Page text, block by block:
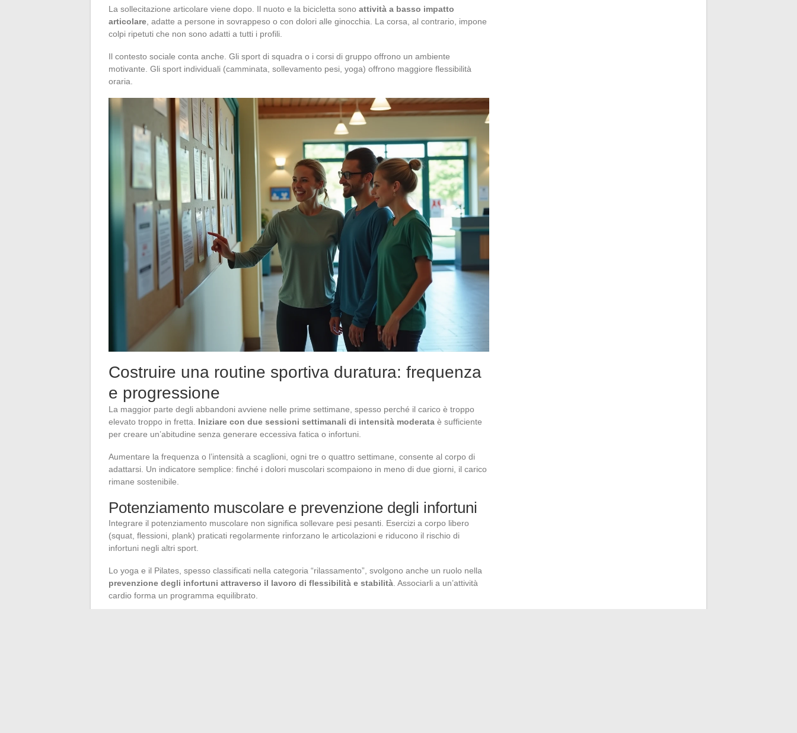
La sollecitazione articolare viene dopo. Il nuoto e la bicicletta sono attività a basso impatto
articolare , adatte a persone in sovrappeso o con dolori alle ginocchia. La corsa, al contrario, impone
colpi ripetuti che non sono adatti a tutti i profili.
Il contesto sociale conta anche. Gli sport di squadra o i corsi di gruppo offrono un ambiente
motivante. Gli sport individuali (camminata, sollevamento pesi, yoga) offrono maggiore flessibilità
oraria.
Costruire una routine sportiva duratura: frequenza
e progressione
La maggior parte degli abbandoni avviene nelle prime settimane, spesso perché il carico è troppo
elevato troppo in fretta. Iniziare con due sessioni settimanali di intensità moderata è sufficiente
per creare un’abitudine senza generare eccessiva fatica o infortuni.
Aumentare la frequenza o l’intensità a scaglioni, ogni tre o quattro settimane, consente al corpo di
adattarsi. Un indicatore semplice: finché i dolori muscolari scompaiono in meno di due giorni, il carico
rimane sostenibile.
Potenziamento muscolare e prevenzione degli infortuni
Integrare il potenziamento muscolare non significa sollevare pesi pesanti. Esercizi a corpo libero
(squat, flessioni, plank) praticati regolarmente rinforzano le articolazioni e riducono il rischio di
infortuni negli altri sport.
Lo yoga e il Pilates, spesso classificati nella categoria “rilassamento”, svolgono anche un ruolo nella
prevenzione degli infortuni attraverso il lavoro di flessibilità e stabilità . Associarli a un’attività
cardio forma un programma equilibrato.